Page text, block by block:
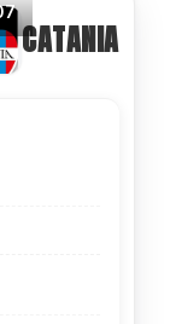
CATANIA